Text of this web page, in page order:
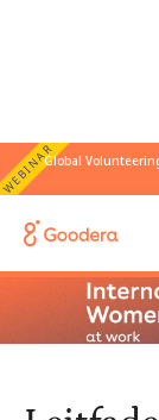
WEBINARGlobal
← Alle Blogs